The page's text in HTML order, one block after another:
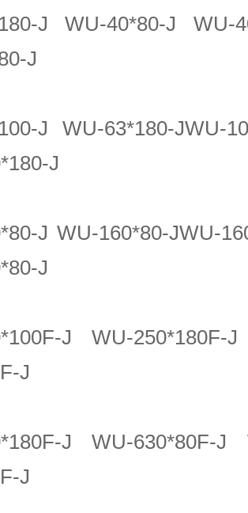
J WU-40*80-J WU-
J
J WU-63*180-JWU-
J
J WU-160*80-JWU-
J
J WU-
J
J WU-630*80F-J
J